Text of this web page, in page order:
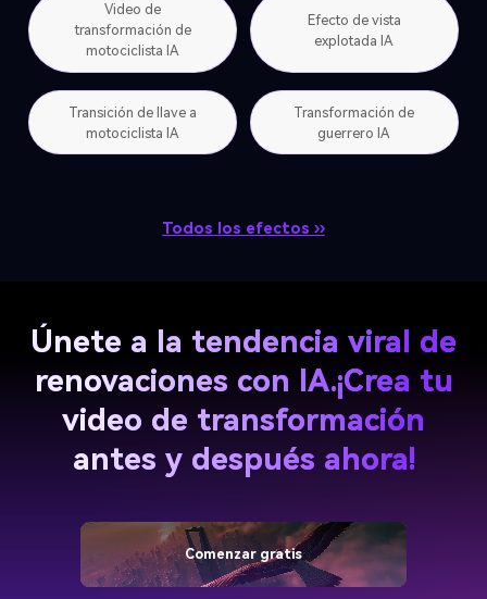
Video de
transformación de
motociclista IA
Efecto de vista
explotada IA
Transición de llave a
motociclista IA
Transformación de
guerrero IA
Todos los efectos ››
Únete a la tendencia viral de
renovaciones con IA.¡Crea tu
video de transformación
antes y después ahora!
Comenzar gratis